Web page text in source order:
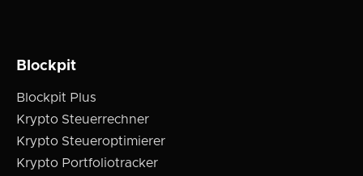
Blockpit
Blockpit Plus
Krypto Steuerrechner
Krypto Steueroptimierer
Krypto Portfoliotracker